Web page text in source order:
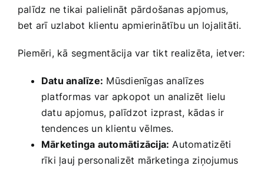
palīdz ne tikai palielināt ⁢pārdošanas apjomus,
bet arī uzlabot klientu apmierinātību un lojalitāti.
Piemēri, kā segmentācija var tikt realizēta, ietver:
Datu​ analīze: Mūsdienīgas analīzes
platformas⁢ var apkopot un ⁣analizēt ‌lielu
datu apjomus,​ palīdzot izprast, kādas‍ ir
tendences un klientu vēlmes.
Mārketinga automātizācija: Automatizēti
rīki ‍ļauj personalizēt mārketinga ziņojumus